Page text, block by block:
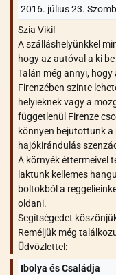
2016. július 23.
Szia Viki!
A szálláshelyünkkel
hogy az autóval a ki
Talán még annyi,
Firenzében szinte
helyieknek vagy a
függetlenül Firenze
könnyen bejutottunk
hajókirándulás
A környék éttermeivel
laktunk kellemes
boltokból a
oldani.
Segítségedet
Reméljük még
Üdvözlettel:
Ibolya és Családja